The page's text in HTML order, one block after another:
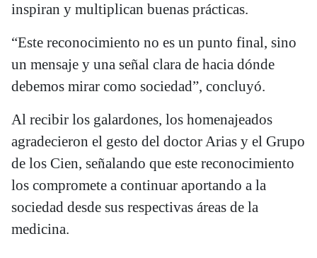
inspiran y multiplican buenas prácticas.
“Este reconocimiento no es un punto final, sino
un mensaje y una señal clara de hacia dónde
debemos mirar como sociedad”, concluyó.
Al recibir los galardones, los homenajeados
agradecieron el gesto del doctor Arias y el Grupo
de los Cien, señalando que este reconocimiento
los compromete a continuar aportando a la
sociedad desde sus respectivas áreas de la
medicina.